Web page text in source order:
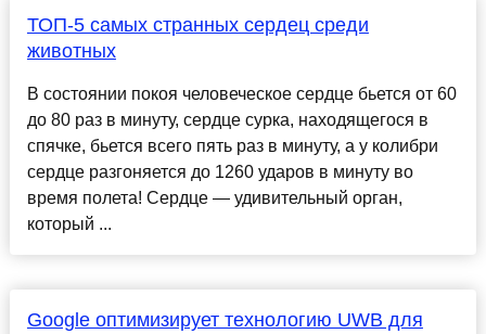
ТОП-5 самых странных сердец среди
животных
В состоянии покоя человеческое сердце бьется от 60
до 80 раз в минуту, сердце сурка, находящегося в
спячке, бьется всего пять раз в минуту, а у колибри
сердце разгоняется до 1260 ударов в минуту во
время полета! Сердце — удивительный орган,
который ...
Google оптимизирует технологию UWB для